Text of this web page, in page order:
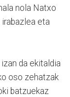
nola Natxo
eta
da ekitaldia
oso zehatzak
batzuekaz